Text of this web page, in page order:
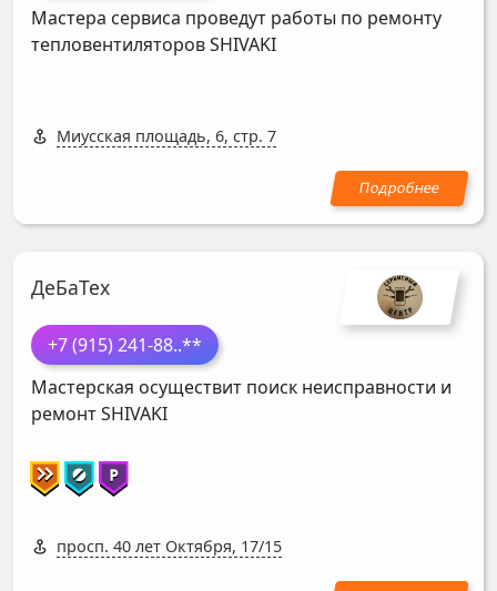
Мастера сервиса проведут работы по ремонту
тепловентиляторовSHIVAKI
Миусская площадь, 6, стр. 7
ДеБаТех
+7 (915) 241-88..**
Мастерская осуществит поиск неисправности и
ремонтSHIVAKI
просп. 40 лет Октября, 17/15